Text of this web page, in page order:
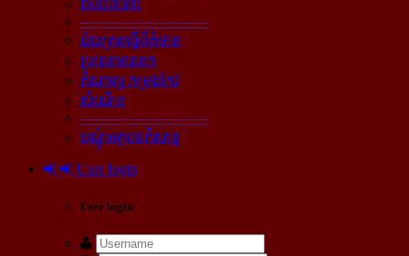
ពីនេះពីនោះ
----------------------------
ជ័យគ្រតធ្វើព័ត៌មាន
ប្រលោមលោក
កំណាព្យ កម្រងកែវ
សំណើច
----------------------------
បណ្ដុំអត្ថបទកំសាន្ដ
User login
User login